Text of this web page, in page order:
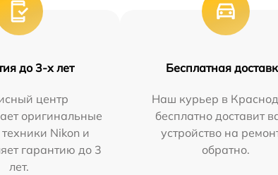
до 3-х лет
центр
оригинальные
Nikon и
гарантию до 3
лет.
Бесплатная
Наш курьер в
бесплатно доставит
устройство на
обратно.